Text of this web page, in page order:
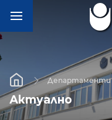
Департаменти
Актуално